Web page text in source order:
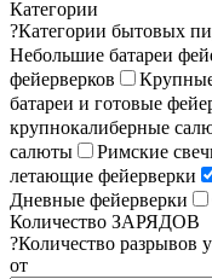
Категории
?Категории бытовых
Небольшие батареи
фейерверков
батареи и готовые
крупнокалиберные
салюты
Римские
летающие фейерверки
Дневные фейерверки
Количество ЗАРЯДОВ
?Количество разрывов
от